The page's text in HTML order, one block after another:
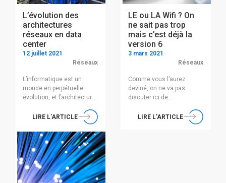
L’évolution des
architectures
réseaux en data
center
12 juillet 2021
Réseaux
L’informatique est un
monde en perpétuelle
évolution, et l’architecture
n’échappe pas à la règle.
évolutions sont nombreux,
que ce soient les progrès
techniques, ou encore les
évolutions des usages et
des besoins…. Au cours
de cet article, nous allons
LIRE L’ARTICLE
LE ou LA Wifi ? On
ne sait pas trop
mais c’est déjà la
version 6
3 mars 2021
Réseaux
Comme vous l’aurez
deviné, on ne va pas
discuter ici de
pronom masculin ou
féminin pour l’acronyme
LIRE L’ARTICLE